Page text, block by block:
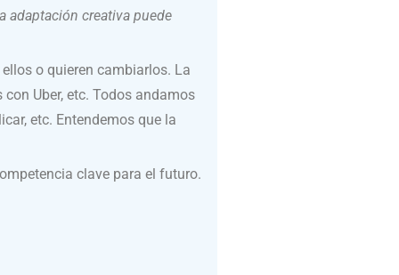
adaptación creativa puede
o quieren cambiarlos. La
Uber, etc. Todos andamos
etc. Entendemos que la
clave para el futuro.